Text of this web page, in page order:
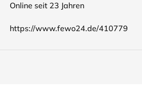
Online seit 23 Jahren
https://www.fewo24.de/410779